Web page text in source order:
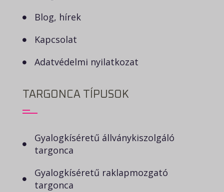
Blog, hírek
Kapcsolat
Adatvédelmi nyilatkozat
TARGONCA TÍPUSOK
Gyalogkíséretű állványkiszolgáló
targonca
Gyalogkíséretű raklapmozgató
targonca